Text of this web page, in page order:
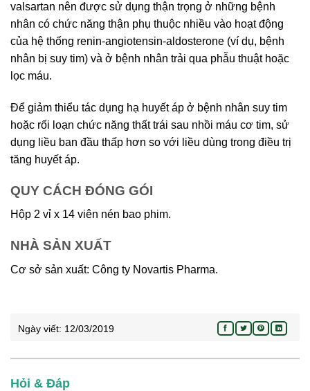
valsartan nên được sử dụng thận trọng ở những bệnh
nhân có chức năng thận phụ thuộc nhiều vào hoạt động
của hệ thống renin-angiotensin-aldosterone (ví dụ, bệnh
nhân bị suy tim) và ở bệnh nhân trải qua phẫu thuật hoặc
lọc máu.
Để giảm thiểu tác dụng hạ huyết áp ở bệnh nhân suy tim
hoặc rối loạn chức năng thất trái sau nhồi máu cơ tim, sử
dụng liều ban đầu thấp hơn so với liều dùng trong điều trị
tăng huyết áp.
QUY CÁCH ĐÓNG GÓI
Hộp 2 vỉ x 14 viên nén bao phim.
NHÀ SẢN XUẤT
Cơ sở sản xuất: Công ty Novartis Pharma.
Ngày viết: 12/03/2019
Hỏi & Đáp